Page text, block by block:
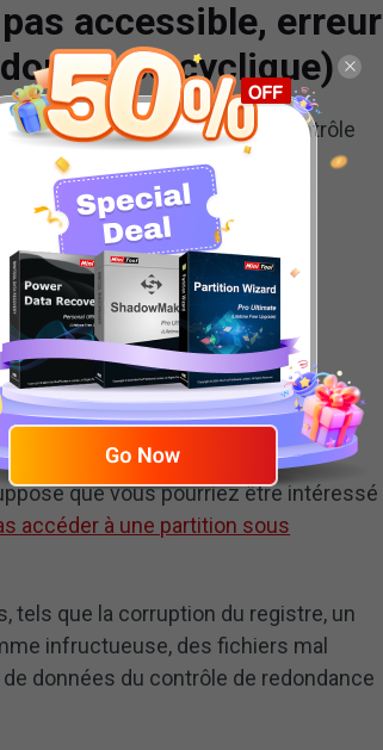
accessible, erreur
cyclique)
d’une erreur de données (contrôle
que vous pourriez être intéressé
accéder à une partition sous
tels que la corruption du registre, un
infructueuse, des fichiers mal
données du contrôle de redondance